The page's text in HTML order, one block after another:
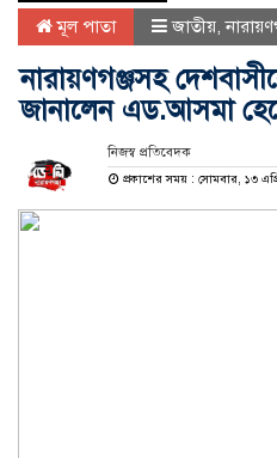
মূল পাতা জাতীয়,
নারায়ণগঞ্জসহ
জানালেন এড.আসমা
নিজস্ব প্রতিবেদক
প্রকাশের সময় : সোমবার, ১৩